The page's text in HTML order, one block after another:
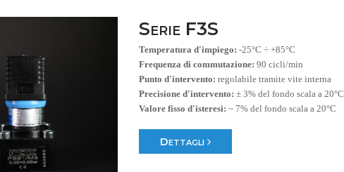
Serie F3S
Temperatura d'impiego: -25°C ÷ +85°C
Frequenza di commutazione: 90 cicli/min
Punto d'intervento: regolabile tramite vite interna
Precisione d'intervento: ± 3% del fondo scala a 20°C
Valore fisso d'isteresi: ~ 7% del fondo scala a 20°C
Dettagli